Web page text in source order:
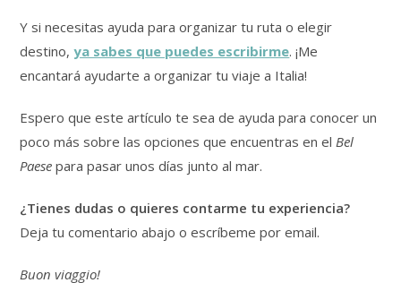
Y si necesitas ayuda para organizar tu ruta o elegir
destino,ya sabes que puedes escribirme. ¡Me
encantará ayudarte a organizar tu viaje a Italia!
Espero que este artículo te sea de ayuda para conocer un
poco más sobre las opciones que encuentras en el Bel
Paese para pasar unos días junto al mar.
¿Tienes dudas o quieres contarme tu experiencia?
Deja tu comentario abajo o escríbeme por email.
Buon viaggio!